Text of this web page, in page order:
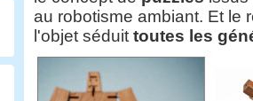
au robotisme ambiant. Et le
l'objet séduit toutes les